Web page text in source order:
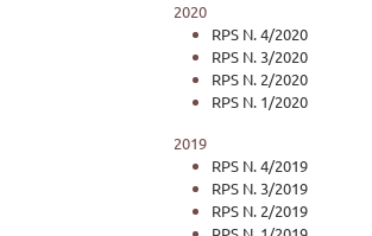
2020
RPS N. 4/2020
RPS N. 3/2020
RPS N. 2/2020
RPS N. 1/2020
2019
RPS N. 4/2019
RPS N. 3/2019
RPS N. 2/2019